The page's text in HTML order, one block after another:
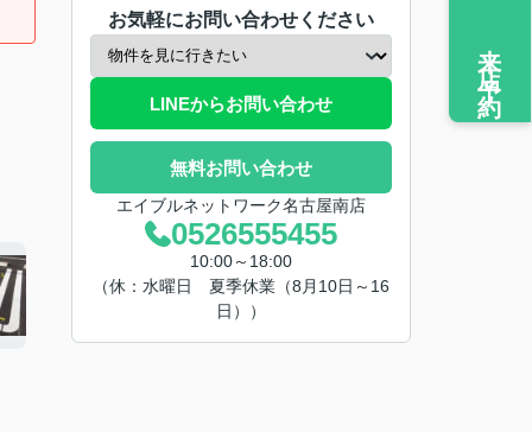
お気軽にお問い合わせください
LINEからお問い合わせ
無料お問い合わせ
エイブルネットワーク名古屋南店
0526555455
10:00～18:00
（休：水曜日 夏季休業（8月10日～16
日））
来店予約